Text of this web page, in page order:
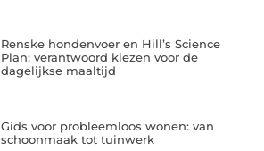
Renske hondenvoer en Hill’s Science
Plan: verantwoord kiezen voor de
dagelijkse maaltijd
Gids voor probleemloos wonen: van
schoonmaak tot tuinwerk